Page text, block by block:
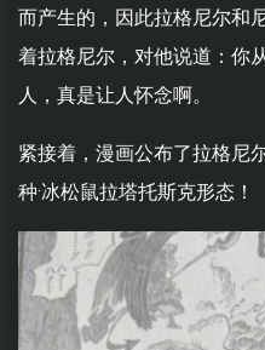
而产生的，因此拉格尼尔和
着拉格尼尔，对他说道：你
人，真是让人怀念啊。
紧接着，漫画公布了拉格尼
种·冰松鼠拉塔托斯克形态！